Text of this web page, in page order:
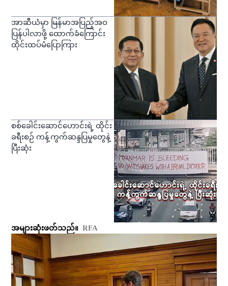
အာဆီယံမှာ မြန်မာအပြည့်အဝ
ပြန်ပါလာဖို့ ထောက်ခံကြောင်း
ထိုင်းထပ်မံပြောကြား
စစ်ခေါင်းဆောင်ဟောင်းရဲ့ ထိုင်း
ခရီးစဉ် ကန့်ကွက်ဆန္ဒပြမှုတွေနဲ့
ပြီးဆုံး
အများဆုံးဖတ်သည်။ RFA